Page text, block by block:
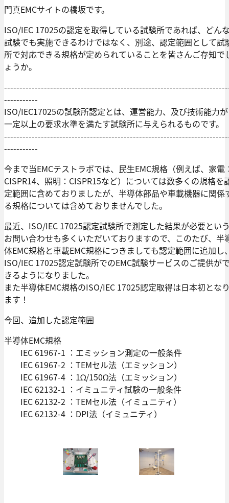
門真EMCサイトの橋坂です。
ISO/IEC 17025の認定を取得している試験所であれば、どん
試験でも実施できるわけではなく、別途、認定範囲として試
所で対応できる規格が定められていることを皆さんご存知で
ょうか。
-----------
ISO/IEC17025の試験所認定とは、運営能力、及び技術能力が
一定以上の要求水準を満たす試験所に与えられるものです。
-----------
今まで当EMCテストラボでは、民生EMC規格（例えば、家電
CISPR14、照明：CISPR15など）については数多くの規格を
定範囲に含めておりましたが、半導体部品や車載機器に関係
る規格については含めておりませんでした。
最近、ISO/IEC 17025認定試験所で測定した結果が必要とい
お問い合わせも多くいただいておりますので、このたび、半
体EMC規格と車載EMC規格につきましても認定範囲に追加し
ISO/IEC 17025認定試験所でのEMC試験サービスのご提供が
きるようになりました。
また半導体EMC規格のISO/IEC 17025認定取得は日本初とな
ます！
今回、追加した認定範囲
半導体EMC規格
IEC 61967-1 ：エミッション測定の一般条件
IEC 61967-2 ：TEMセル法（エミッション）
IEC 61967-4 ：1Ω/150Ω法（エミッション）
IEC 62132-1 ：イミュニティ試験の一般条件
IEC 62132-2 ：TEMセル法（イミュニティ）
IEC 62132-4 ：DPI法（イミュニティ）